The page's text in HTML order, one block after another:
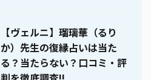
【ヴェルニ】瑠璃華（るり
か）先生の復縁占いは当た
る？当たらない？口コミ・評